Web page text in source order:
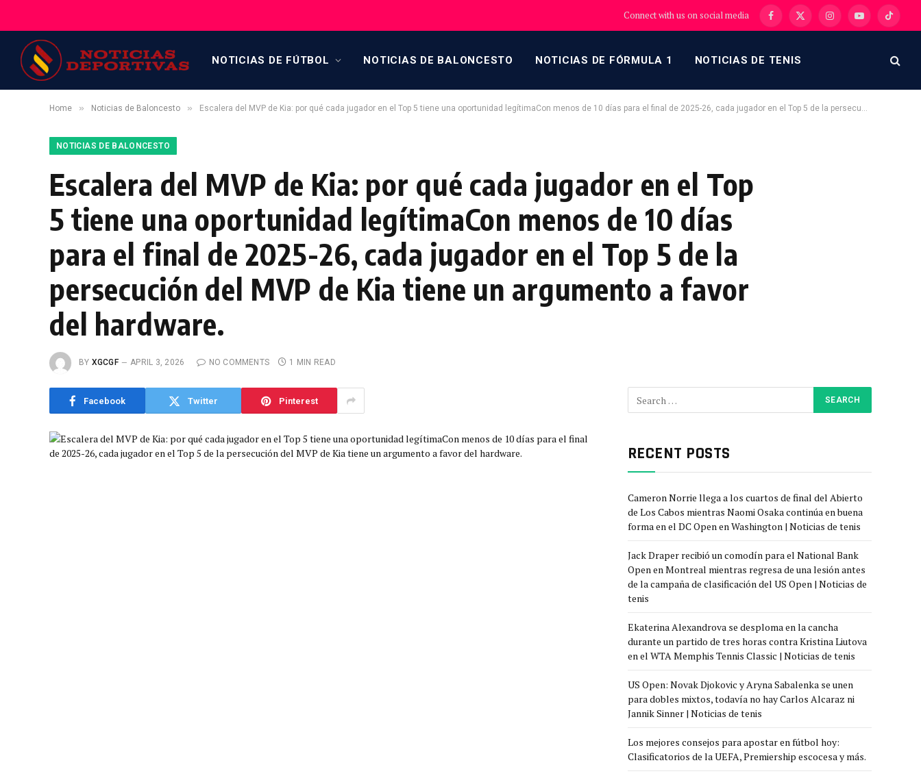
Connect with us on social media Facebook
X
InstagramYouTubeTikTok
NOTICIAS DE FÚTBOL NOTICIAS DE BALONCESTO NOTICIAS DE FÓRMULA 1 NOTICIAS DE TENIS
Home » Noticias de Baloncesto » Escalera del MVP de Kia: por qué cada jugador en el Top 5 tiene una oportunidad legítimaCon menos de 10 días para el final de 2025-26, cada jugador en el Top 5 de la persecución del MVP de Kia tiene un argumento a favor del hardware.
NOTICIAS DE BALONCESTO
Escalera del MVP de Kia: por qué cada jugador en el Top
5 tiene una oportunidad legítimaCon menos de 10 días
para el final de 2025-26, cada jugador en el Top 5 de la
persecución del MVP de Kia tiene un argumento a favor
del hardware.
BY XGCGF APRIL 3, 2026 NO COMMENTS 1 MIN READ
Facebook Twitter Pinterest
RECENT POSTS
Cameron Norrie llega a los cuartos de final del Abierto
de Los Cabos mientras Naomi Osaka continúa en buena
forma en el DC Open en Washington | Noticias de tenis
Jack Draper recibió un comodín para el National Bank
Open en Montreal mientras regresa de una lesión antes
de la campaña de clasificación del US Open | Noticias de
tenis
Ekaterina Alexandrova se desploma en la cancha
durante un partido de tres horas contra Kristina Liutova
en el WTA Memphis Tennis Classic | Noticias de tenis
US Open: Novak Djokovic y Aryna Sabalenka se unen
para dobles mixtos, todavía no hay Carlos Alcaraz ni
Jannik Sinner | Noticias de tenis
Los mejores consejos para apostar en fútbol hoy:
Clasificatorios de la UEFA, Premiership escocesa y más.